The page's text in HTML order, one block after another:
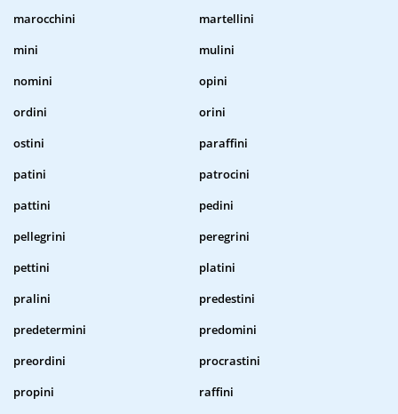
marocchini
martellini
mini
mulini
nomini
opini
ordini
orini
ostini
paraffini
patini
patrocini
pattini
pedini
pellegrini
peregrini
pettini
platini
pralini
predestini
predetermini
predomini
preordini
procrastini
propini
raffini